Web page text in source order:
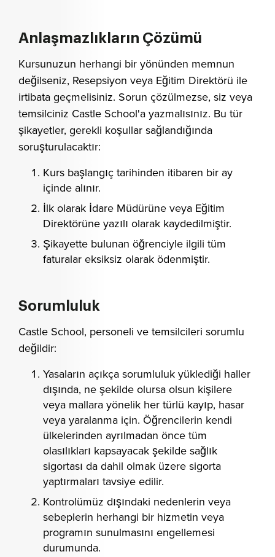
Anlaşmazlıkların Çözümü
Kursunuzun herhangi bir yönünden memnun
değilseniz, Resepsiyon veya Eğitim Direktörü ile
irtibata geçmelisiniz. Sorun çözülmezse, siz veya
temsilciniz Castle School'a yazmalısınız. Bu tür
şikayetler, gerekli koşullar sağlandığında
soruşturulacaktır:
Kurs başlangıç tarihinden itibaren bir ay
içinde alınır.
İlk olarak İdare Müdürüne veya Eğitim
Direktörüne yazılı olarak kaydedilmiştir.
Şikayette bulunan öğrenciyle ilgili tüm
faturalar eksiksiz olarak ödenmiştir.
Sorumluluk
Castle School, personeli ve temsilcileri sorumlu
değildir:
Yasaların açıkça sorumluluk yüklediği haller
dışında, ne şekilde olursa olsun kişilere
veya mallara yönelik her türlü kayıp, hasar
veya yaralanma için. Öğrencilerin kendi
ülkelerinden ayrılmadan önce tüm
olasılıkları kapsayacak şekilde sağlık
sigortası da dahil olmak üzere sigorta
yaptırmaları tavsiye edilir.
Kontrolümüz dışındaki nedenlerin veya
sebeplerin herhangi bir hizmetin veya
programın sunulmasını engellemesi
durumunda.